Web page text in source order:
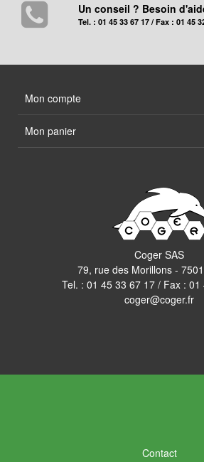
Un conseil ? Besoin
Tel. : 01 45 33 67 17 / Fax : 01 45
Mon compte
Mon panier
Coger SAS
79, rue des Morillons -
Tel. : 01 45 33 67 17/ Fax : 01
coger@coger.fr
Contact